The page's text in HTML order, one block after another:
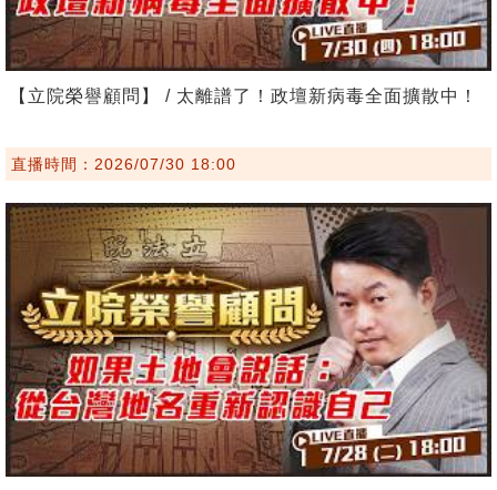
【立院榮譽顧問】 / 太離譜了！政壇新病毒全面擴散中！
直播時間：2026/07/30 18:00